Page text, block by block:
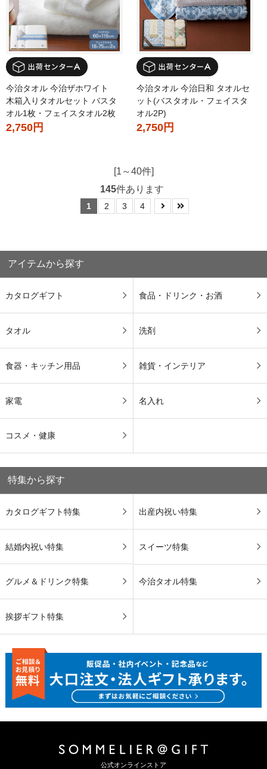
今治タオル 今治ザホワイト
木箱入りタオルセット バスタ
オル1枚・フェイスタオル2枚
2,750円
今治タオル 今治日和 タオルセ
ット(バスタオル・フェイスタ
オル2P)
2,750円
[1～40件]
145件あります
1 2 3 4
アイテムから探す
カタログギフト 食品・ドリンク・お酒
タオル 洗剤
食器・キッチン用品 雑貨・インテリア
家電 名入れ
コスメ・健康
特集から探す
カタログギフト特集 出産内祝い特集
結婚内祝い特集 スイーツ特集
グルメ＆ドリンク特集 今治タオル特集
挨拶ギフト特集
公式オンラインストア